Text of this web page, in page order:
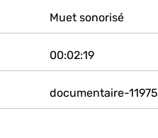
Muet sonorisé
00:02:19
documentaire-11975